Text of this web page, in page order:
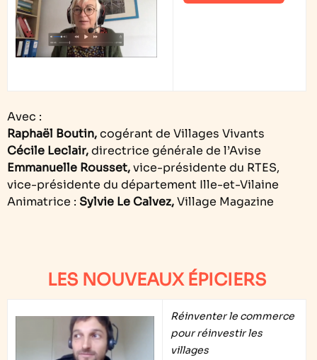
Avec :
Raphaël Boutin,cogérant de Villages Vivants
Cécile Leclair,directrice générale de l’Avise
Emmanuelle Rousset,vice-présidente du RTES,
vice-présidente du département Ille-et-Vilaine
Animatrice : Sylvie Le Calvez,Village Magazine
LES NOUVEAUX ÉPICIERS
Réinventer le commerce
pour réinvestir les
villages